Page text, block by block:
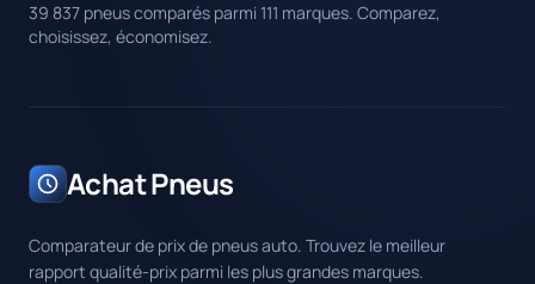
39 837 pneus comparés parmi 111 marques. Comparez,
choisissez, économisez.
Achat Pneus
Comparateur de prix de pneus auto. Trouvez le meilleur
rapport qualité-prix parmi les plus grandes marques.